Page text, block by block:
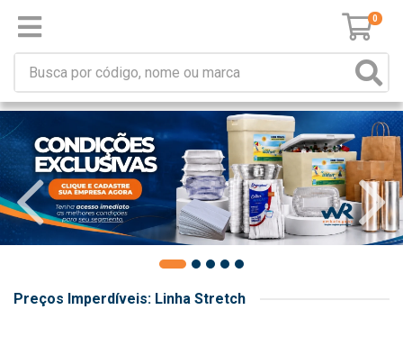
0
Preços Imperdíveis: Linha Stretch